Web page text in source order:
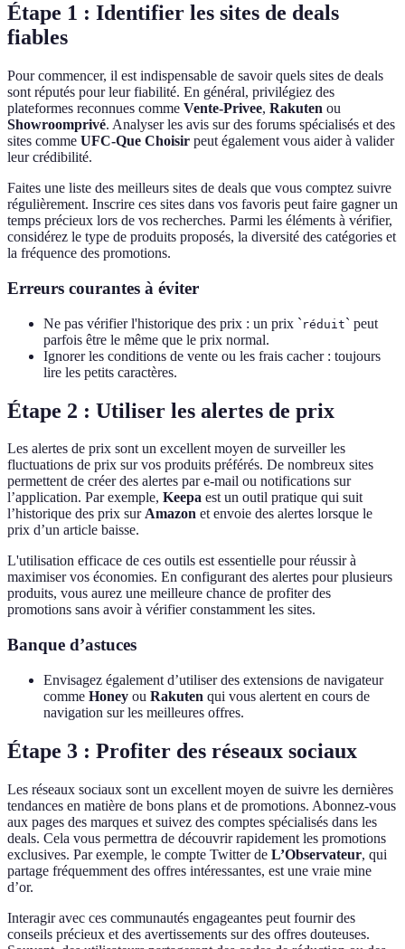
Étape 1 : Identifier les sites de deals
fiables
Pour commencer, il est indispensable de savoir quels sites de deals
sont réputés pour leur fiabilité. En général, privilégiez des
plateformes reconnues comme Vente-Privee, Rakuten ou
Showroomprivé. Analyser les avis sur des forums spécialisés et des
sites comme UFC-Que Choisir peut également vous aider à valider
leur crédibilité.
Faites une liste des meilleurs sites de deals que vous comptez suivre
régulièrement. Inscrire ces sites dans vos favoris peut faire gagner un
temps précieux lors de vos recherches. Parmi les éléments à vérifier,
considérez le type de produits proposés, la diversité des catégories et
la fréquence des promotions.
Erreurs courantes à éviter
Ne pas vérifier l'historique des prix : un prix ` réduit` peut
parfois être le même que le prix normal.
Ignorer les conditions de vente ou les frais cacher : toujours
lire les petits caractères.
Étape 2 : Utiliser les alertes de prix
Les alertes de prix sont un excellent moyen de surveiller les
fluctuations de prix sur vos produits préférés. De nombreux sites
permettent de créer des alertes par e-mail ou notifications sur
l’application. Par exemple, Keepa est un outil pratique qui suit
l’historique des prix surAmazon et envoie des alertes lorsque le
prix d’un article baisse.
L'utilisation efficace de ces outils est essentielle pour réussir à
maximiser vos économies. En configurant des alertes pour plusieurs
produits, vous aurez une meilleure chance de profiter des
promotions sans avoir à vérifier constamment les sites.
Banque d’astuces
Envisagez également d’utiliser des extensions de navigateur
comme Honey ou Rakuten qui vous alertent en cours de
navigation sur les meilleures offres.
Étape 3 : Profiter des réseaux sociaux
Les réseaux sociaux sont un excellent moyen de suivre les dernières
tendances en matière de bons plans et de promotions. Abonnez-vous
aux pages des marques et suivez des comptes spécialisés dans les
deals. Cela vous permettra de découvrir rapidement les promotions
exclusives. Par exemple, le compte Twitter de L’Observateur, qui
partage fréquemment des offres intéressantes, est une vraie mine
d’or.
Interagir avec ces communautés engageantes peut fournir des
conseils précieux et des avertissements sur des offres douteuses.